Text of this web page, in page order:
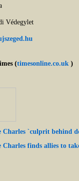
Védegylet
(timesonline.co.uk)
Charles `culprit behind
Charles finds allies to